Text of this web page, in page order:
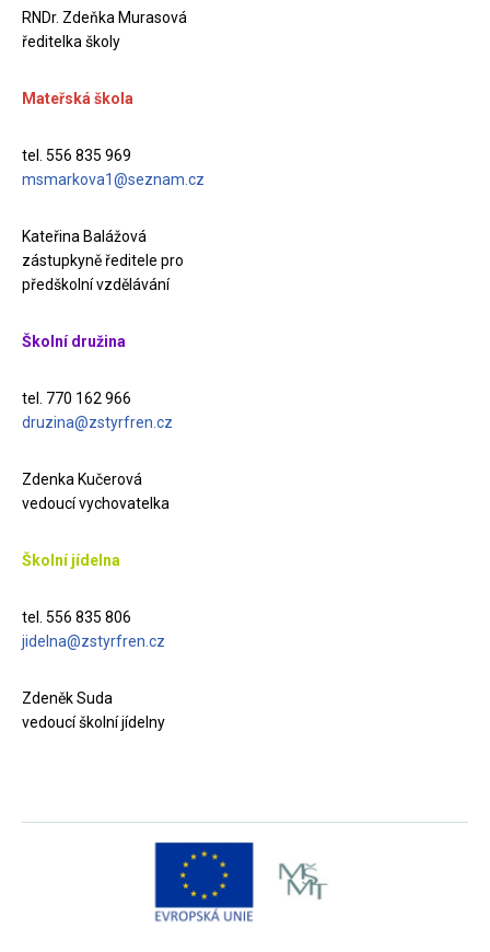
RNDr. Zdeňka Murasová
ředitelka školy
Mateřská škola
tel. 556 835 969
msmarkova1@seznam.cz
Kateřina Balážová
zástupkyně ředitele pro
předškolní vzdělávání
Školní družina
tel. 770 162 966
druzina@zstyrfren.cz
Zdenka Kučerová
vedoucí vychovatelka
Školní jídelna
tel. 556 835 806
jidelna@zstyrfren.cz
Zdeněk Suda
vedoucí školní jídelny